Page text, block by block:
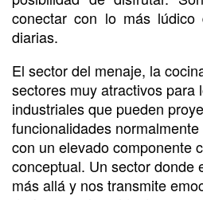
conectar con lo más lúdico
diarias.
El sector del menaje, la
sectores muy atractivos para
industriales que pueden
funcionalidades
con un elevado componente
conceptual. Un sector donde
más allá y nos transmite